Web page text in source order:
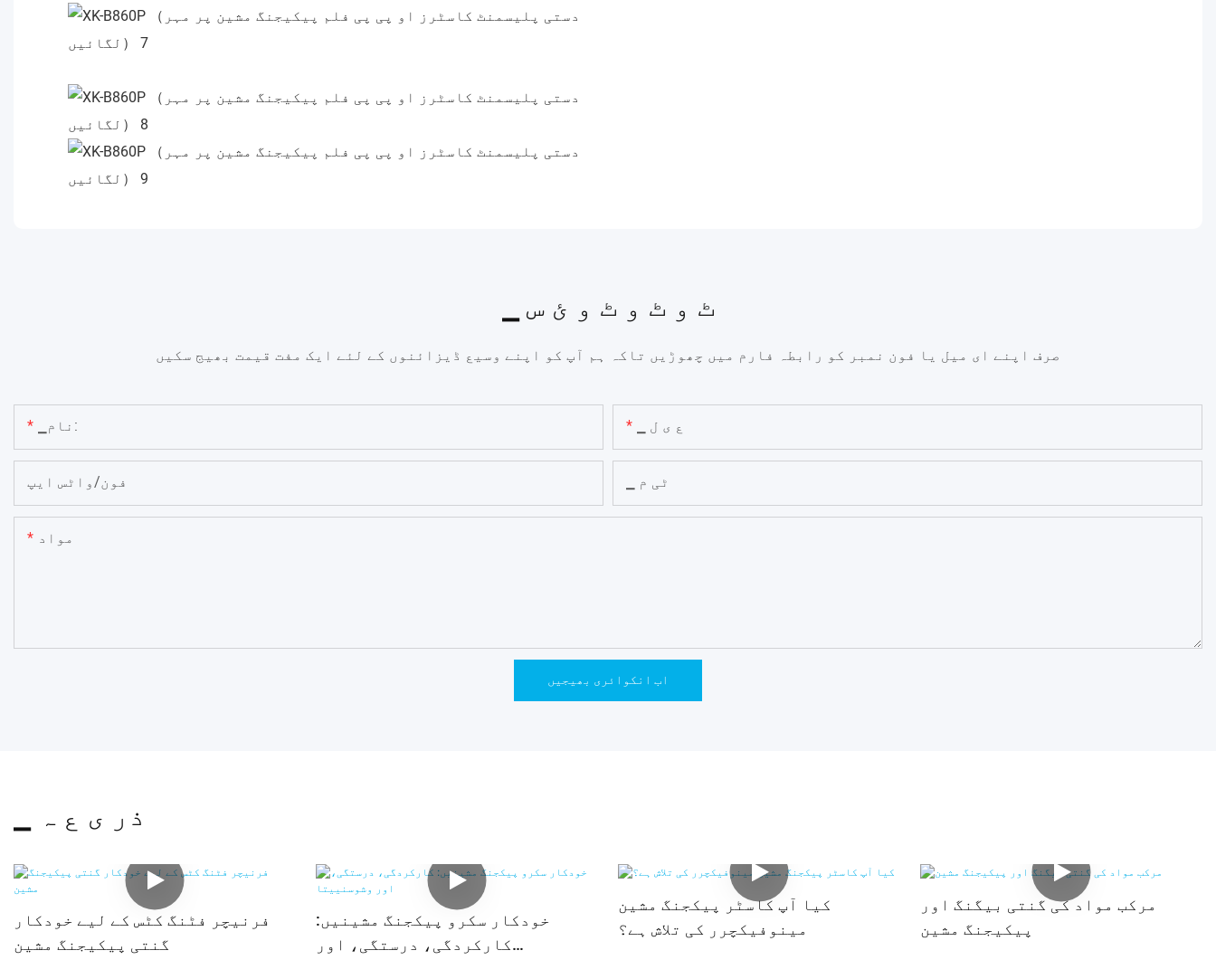
▁ ٹ و ٹ و ٹ و ئ س
صرف اپنے ای میل یا فون نمبر کو رابطہ فارم میں چھوڑیں تاکہ ہم آپ کو اپنے وسیع ڈیزائنوں کے لئے ایک مفت قیمت بھیج سکیں
▁نام: ▁ ع ی ل
فون/واٹس ایپ ▁ ٹی م
مواد
اب انکوائری بھیجیں
▁ ذر ی ع ہ
فرنیچر فٹنگ کٹس کے لیے خودکار
گنتی پیکیجنگ مشین
خودکار سکرو پیکجنگ مشینیں:
کارکردگی، درستگی، اور
کیا آپ کاسٹر پیکجنگ مشین
مینوفیکچرر کی تلاش ہے؟
مرکب مواد کی گنتی بیگنگ اور
پیکیجنگ مشین